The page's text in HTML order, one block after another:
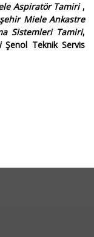
Aspiratör Tamiri ,
Miele Ankastre
Sistemleri Tamiri,
Şenol Teknik Servis